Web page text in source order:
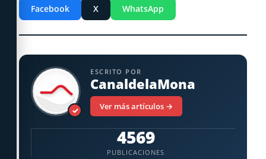
Facebook X WhatsApp
✓
ESCRITO POR
CanaldelaMona
Ver más artículos →
4569
PUBLICACIONES